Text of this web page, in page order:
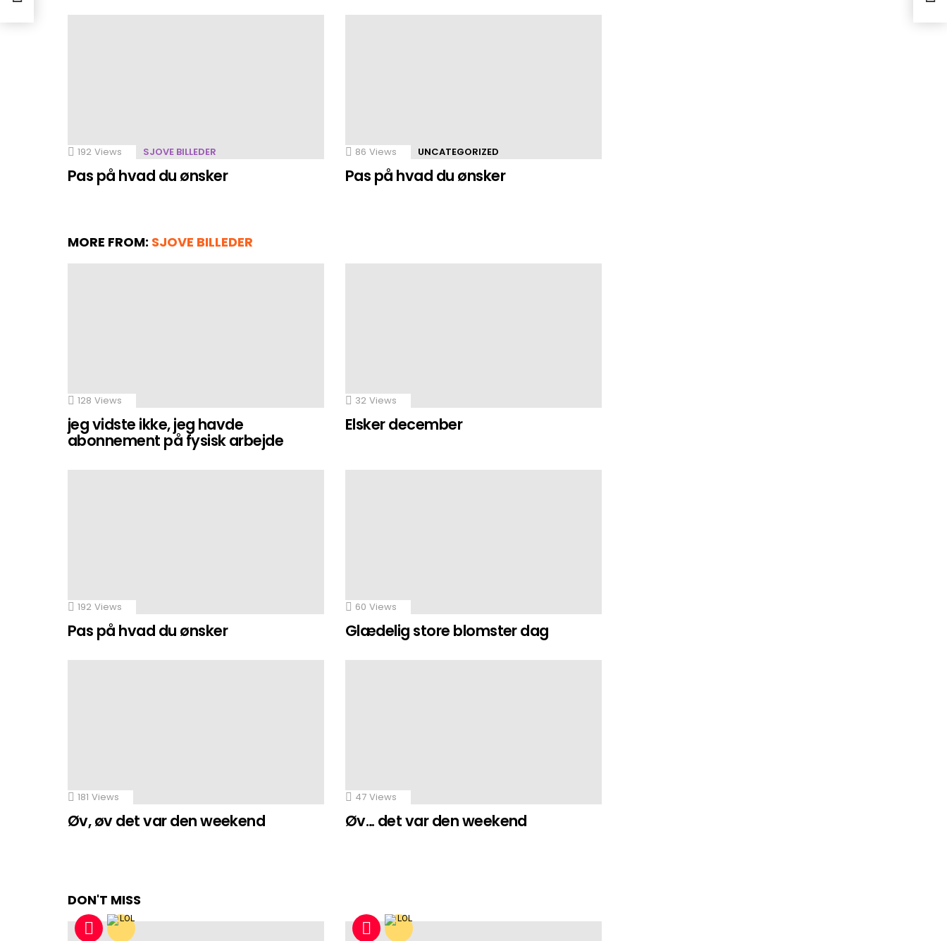
192 Views SJOVE BILLEDER
Pas på hvad du ønsker
86 Views UNCATEGORIZED
Pas på hvad du ønsker
MORE FROM: SJOVE BILLEDER
128 Views
jeg vidste ikke, jeg havde
abonnement på fysisk arbejde
32 Views
Elsker december
192 Views
Pas på hvad du ønsker
60 Views
Glædelig store blomster dag
181 Views
Øv, øv det var den weekend
47 Views
Øv… det var den weekend
DON'T MISS